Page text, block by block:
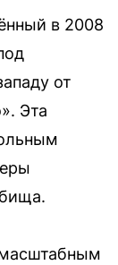
в 2008
от
Эта
масштабным